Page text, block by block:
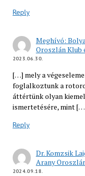
Reply
Meghívó:
Oroszlán Klub
2023.06.30.
[…] mely a
foglalkoztunk a
áttértünk olyan
ismertetésére, mint
Reply
Dr. Komzsik
Arany
2024.09.18.